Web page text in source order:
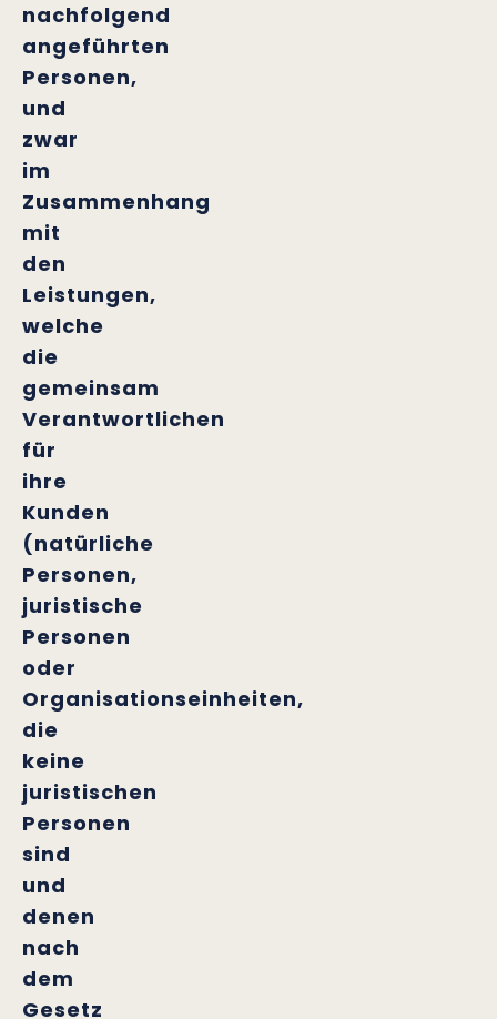
nachfolgend
angeführten
Personen,
und
zwar
im
Zusammenhang
mit
den
Leistungen,
welche
die
gemeinsam
Verantwortlichen
für
ihre
Kunden
(natürliche
Personen,
juristische
Personen
oder
Organisationseinheiten,
die
keine
juristischen
Personen
sind
und
denen
nach
dem
Gesetz